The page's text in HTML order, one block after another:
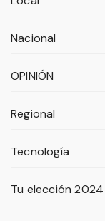
Nacional
OPINIÓN
Regional
Tecnología
Tu elección 2024